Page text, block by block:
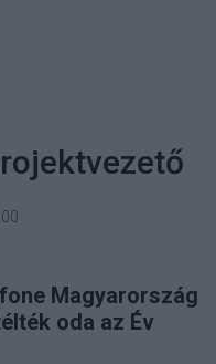
Magyarország
oda az Év